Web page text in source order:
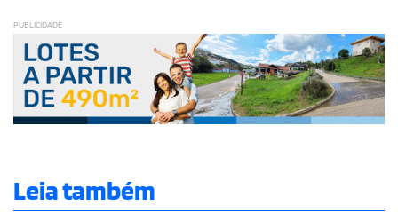
PUBLICIDADE
Leia também